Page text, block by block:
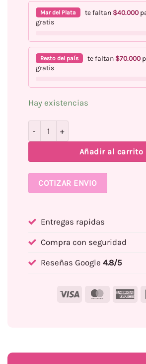
Mar del Plata te faltan $40.000
gratis
Resto del país te faltan $70.000
gratis
Hay existencias
Añadir al carrito
COTIZAR ENVIO
Entregas rapidas
Compra con seguridad
Reseñas Google 4.8/5
Visa